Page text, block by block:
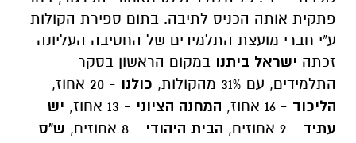
פתקית אותה הכניס לתיבה. בתום ספירת הקולות
ע"י חברי מועצת התלמידים של החטיבה העליונה
זכתה ישראל ביתנו במקום הראשון בסקר
התלמידים, עם 31% מהקולות,
כולנו - 20 אחוז,
הליכוד - 16 אחוז, המחנה הציוני - 13 אחוז,
יש
עתיד - 9 אחוזים, הבית היהודי - 8 אחוזים, ש"ס –